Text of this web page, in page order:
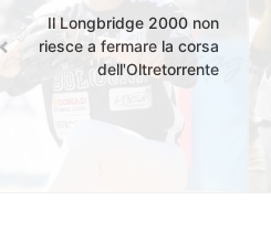
Il Longbridge 2000 non
riesce a fermare la corsa
dell'Oltretorrente